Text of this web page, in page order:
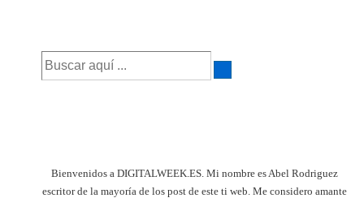
Buscar
Bienvenidos a DIGITALWEEK.ES. Mi nombre es Abel Rodriguez
escritor de la mayoría de los post de este ti web. Me considero amante